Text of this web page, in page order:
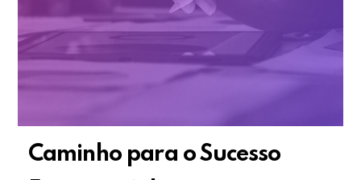
Caminho para o Sucesso